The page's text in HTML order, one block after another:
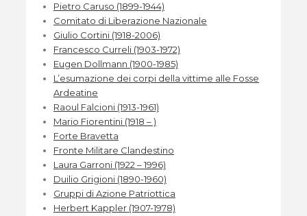
Pietro Caruso (1899-1944)
Comitato di Liberazione Nazionale
Giulio Cortini (1918-2006)
Francesco Curreli (1903-1972)
Eugen Dollmann (1900-1985)
L’esumazione dei corpi della vittime alle Fosse
Ardeatine
Raoul Falcioni (1913-1961)
Mario Fiorentini (1918 – )
Forte Bravetta
Fronte Militare Clandestino
Laura Garroni (1922 – 1996)
Duilio Grigioni (1890-1960)
Gruppi di Azione Patriottica
Herbert Kappler (1907-1978)